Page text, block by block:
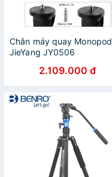
Chân máy quay Monopod
JieYang JY0506
2.109.000 đ